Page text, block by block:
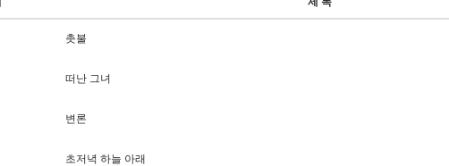
촛불
떠 난 그녀
변 론
초저 녁 하늘 아래